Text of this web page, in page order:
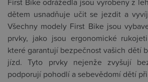
dětem usnadňuje učit se jezdit a
Všechny modely First Bike jsou
prvky, jako jsou ergonomické
které garantují bezpečnost vašich dětí
jízd. Tyto prvky nejenže zvyšují
podporují pohodlí a sebevědomí dětí